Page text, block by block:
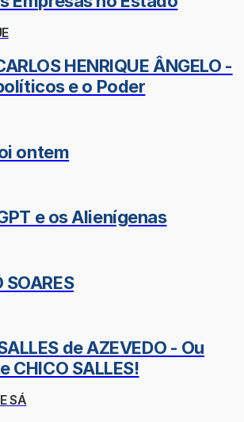
HENRIQUE ÂNGELO -
e o Poder
ontem
e os Alienígenas
de AZEVEDO - Ou
CHICO SALLES!
SÁ